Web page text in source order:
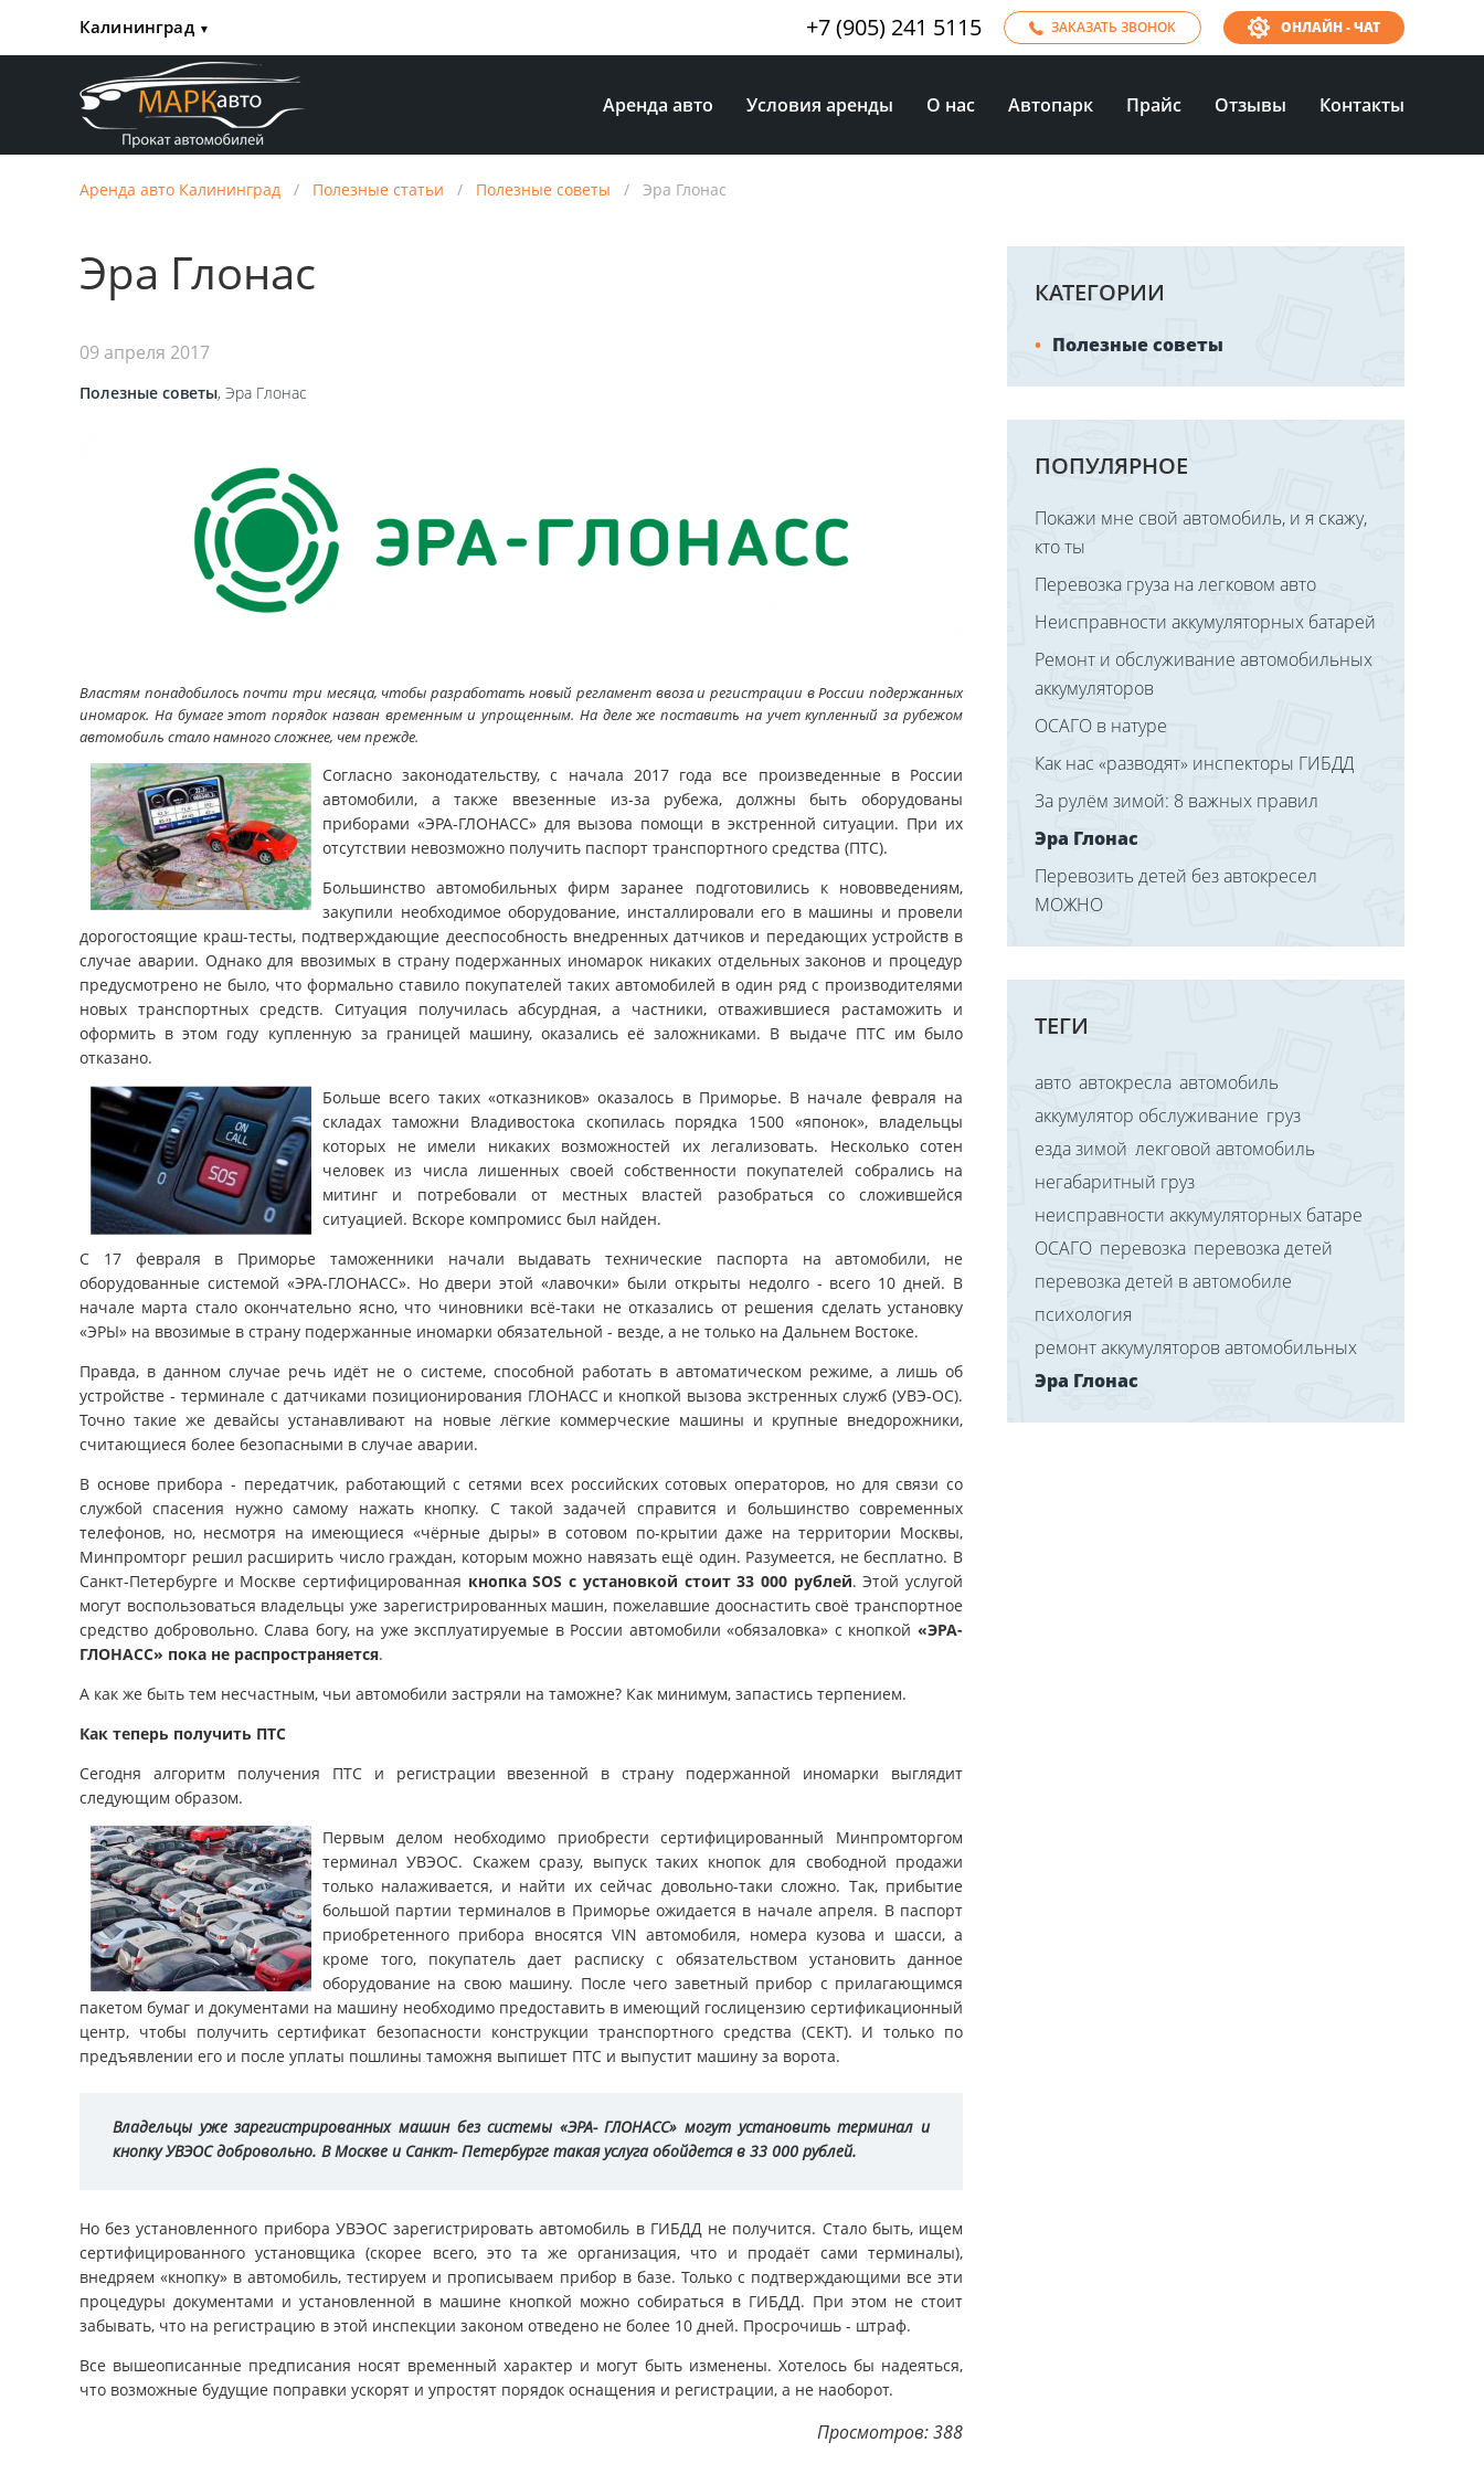
Калининград ▼ +7 (905) 241 5115 ЗАКАЗАТЬ ЗВОНОК ОНЛАЙН - ЧАТ
Аренда авто Условия аренды О нас Автопарк Прайс Отзывы Контакты
Аренда авто Калининград / Полезные статьи / Полезные советы / Эра Глонас
КАТЕГОРИИ
Полезные советы
ПОПУЛЯРНОЕ
Покажи мне свой автомобиль, и я скажу,
кто ты
Перевозка груза на легковом авто
Неисправности аккумуляторных батарей
Ремонт и обслуживание автомобильных
аккумуляторов
ОСАГО в натуре
Как нас «разводят» инспекторы ГИБДД
За рулём зимой: 8 важных правил
Эра Глонас
Перевозить детей без автокресел‍
МОЖНО
ТЕГИ
авто автокресла автомобиль
аккумулятор обслуживание груз
езда зимой лекговой автомобиль
негабаритный груз
неисправности аккумуляторных батаре
ОСАГО перевозка перевозка детей
перевозка детей в автомобиле
психология
ремонт аккумуляторов автомобильных
Эра Глонас
Эра Глонас
09 апреля 2017
Полезные советы, Эра Глонас
Властям понадобилось почти три месяца, чтобы разработать новый регламент ввоза и регистрации в России подержанных
иномарок. На бумаге этот порядок назван временным и упрощенным. На деле же поставить на учет купленный за рубежом
автомобиль стало намного сложнее, чем прежде.
Согласно законодательству, с начала 2017 года все произведенные в России
автомобили, а также ввезенные из-за рубежа, должны быть оборудованы
приборами «ЭРА-ГЛОНАСС» для вызова помощи в экстренной ситуации. При их
отсутствии невозможно получить паспорт транспортного средства (ПТС).
Большинство автомобильных фирм заранее подготовились к нововведениям,
закупили необходимое оборудование, инсталлировали его в машины и провели
дорогостоящие краш-тесты, подтверждающие дееспособность внедренных датчиков и передающих устройств в
случае аварии. Однако для ввозимых в страну подержанных иномарок никаких отдельных законов и процедур
предусмотрено не было, что формально ставило покупателей таких автомобилей в один ряд с производителями
новых транспортных средств. Ситуация получилась абсурдная, а частники, отважившиеся растаможить и
оформить в этом году купленную за границей машину, оказались её заложниками. В выдаче ПТС им было
отказано.
Больше всего таких «отказников» оказалось в Приморье. В начале февраля на
складах таможни Владивостока скопилась порядка 1500 «японок», владельцы
которых не имели никаких возможностей их легализовать. Несколько сотен
человек из числа лишенных своей собственности покупателей собрались на
митинг и потребовали от местных властей разобраться со сложившейся
ситуацией. Вскоре компромисс был найден.
С 17 февраля в Приморье таможенники начали выдавать технические паспорта на автомобили, не
оборудованные системой «ЭРА-ГЛОНАСС». Но двери этой «лавочки» были открыты недолго - всего 10 дней. В
начале марта стало окончательно ясно, что чиновники всё-таки не отказались от решения сделать установку
«ЭРЫ» на ввозимые в страну подержанные иномарки обязательной - везде, а не только на Дальнем Востоке.
Правда, в данном случае речь идёт не о системе, способной работать в автоматическом режиме, а лишь об
устройстве - терминале с датчиками позиционирования ГЛОНАСС и кнопкой вызова экстренных служб (УВЭ-ОС).
Точно такие же девайсы устанавливают на новые лёгкие коммерческие машины и крупные внедорожники,
считающиеся более безопасными в случае аварии.
В основе прибора - передатчик, работающий с сетями всех российских сотовых операторов, но для связи со
службой спасения нужно самому нажать кнопку. С такой задачей справится и большинство современных
телефонов, но, несмотря на имеющиеся «чёрные дыры» в сотовом по-крытии даже на территории Москвы,
Минпромторг решил расширить число граждан, которым можно навязать ещё один. Разумеется, не бесплатно. В
Санкт-Петербурге и Москве сертифицированная кнопка SOS с установкой стоит 33 000 рублей. Этой услугой
могут воспользоваться владельцы уже зарегистрированных машин, пожелавшие дооснастить своё транспортное
средство добровольно. Слава богу, на уже эксплуатируемые в России автомобили «обязаловка» с кнопкой «ЭРА-
ГЛОНАСС» пока не распространяется.
А как же быть тем несчастным, чьи автомобили застряли на таможне? Как минимум, запастись терпением.
Как теперь получить ПТС
Сегодня алгоритм получения ПТС и регистрации ввезенной в страну подержанной иномарки выглядит
следующим образом.
Первым делом необходимо приобрести сертифицированный Минпромторгом
терминал УВЭОС. Скажем сразу, выпуск таких кнопок для свободной продажи
только налаживается, и найти их сейчас довольно-таки сложно. Так, прибытие
большой партии терминалов в Приморье ожидается в начале апреля. В паспорт
приобретенного прибора вносятся VIN автомобиля, номера кузова и шасси, а
кроме того, покупатель дает расписку с обязательством установить данное
оборудование на свою машину. После чего заветный прибор с прилагающимся
пакетом бумаг и документами на машину необходимо предоставить в имеющий гослицензию сертификационный
центр, чтобы получить сертификат безопасности конструкции транспортного средства (СЕКТ). И только по
предъявлении его и после уплаты пошлины таможня выпишет ПТС и выпустит машину за ворота.
Владельцы уже зарегистрированных машин без системы «ЭРА- ГЛОНАСС» могут установить терминал и
кнопку УВЭОС добровольно. В Москве и Санкт- Петербурге такая услуга обойдется в 33 000 рублей.
Но без установленного прибора УВЭОС зарегистрировать автомобиль в ГИБДД не получится. Стало быть, ищем
сертифицированного установщика (скорее всего, это та же организация, что и продаёт сами терминалы),
внедряем «кнопку» в автомобиль, тестируем и прописываем прибор в базе. Только с подтверждающими все эти
процедуры документами и установленной в машине кнопкой можно собираться в ГИБДД. При этом не стоит
забывать, что на регистрацию в этой инспекции законом отведено не более 10 дней. Просрочишь - штраф.
Все вышеописанные предписания носят временный характер и могут быть изменены. Хотелось бы надеяться,
что возможные будущие поправки ускорят и упростят порядок оснащения и регистрации, а не наоборот.
Просмотров: 388